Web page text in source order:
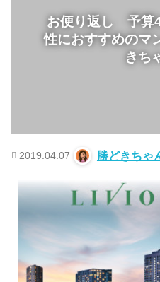
お便り返し 予算
性におすすめのマ
きち
2019.04.07 勝どきちゃ